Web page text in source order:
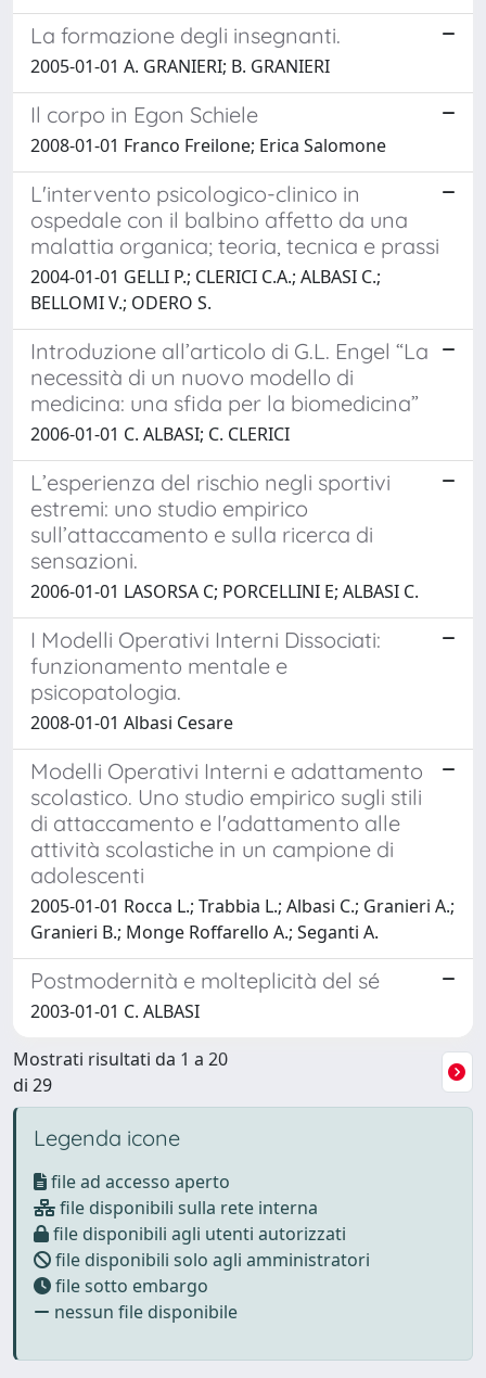
La formazione degli insegnanti.
2005-01-01 A. GRANIERI; B. GRANIERI
Il corpo in Egon Schiele
2008-01-01 Franco Freilone; Erica Salomone
L'intervento psicologico-clinico in
ospedale con il balbino affetto da una
malattia organica; teoria, tecnica e prassi
2004-01-01 GELLI P.; CLERICI C.A.; ALBASI C.;
BELLOMI V.; ODERO S.
Introduzione all’articolo di G.L. Engel “La
necessità di un nuovo modello di
medicina: una sfida per la biomedicina”
2006-01-01 C. ALBASI; C. CLERICI
L’esperienza del rischio negli sportivi
estremi: uno studio empirico
sull’attaccamento e sulla ricerca di
sensazioni.
2006-01-01 LASORSA C; PORCELLINI E; ALBASI C.
I Modelli Operativi Interni Dissociati:
funzionamento mentale e
psicopatologia.
2008-01-01 Albasi Cesare
Modelli Operativi Interni e adattamento
scolastico. Uno studio empirico sugli stili
di attaccamento e l'adattamento alle
attività scolastiche in un campione di
adolescenti
2005-01-01 Rocca L.; Trabbia L.; Albasi C.; Granieri A.;
Granieri B.; Monge Roffarello A.; Seganti A.
Postmodernità e molteplicità del sé
2003-01-01 C. ALBASI
Mostrati risultati da 1 a 20
di 29
Legenda icone
file ad accesso aperto
file disponibili sulla rete interna
file disponibili agli utenti autorizzati
file disponibili solo agli amministratori
file sotto embargo
nessun file disponibile